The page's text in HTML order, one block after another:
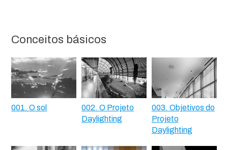
Conceitos básicos
001. O sol
002. O Projeto
Daylighting
003. Objetivos do
Projeto
Daylighting